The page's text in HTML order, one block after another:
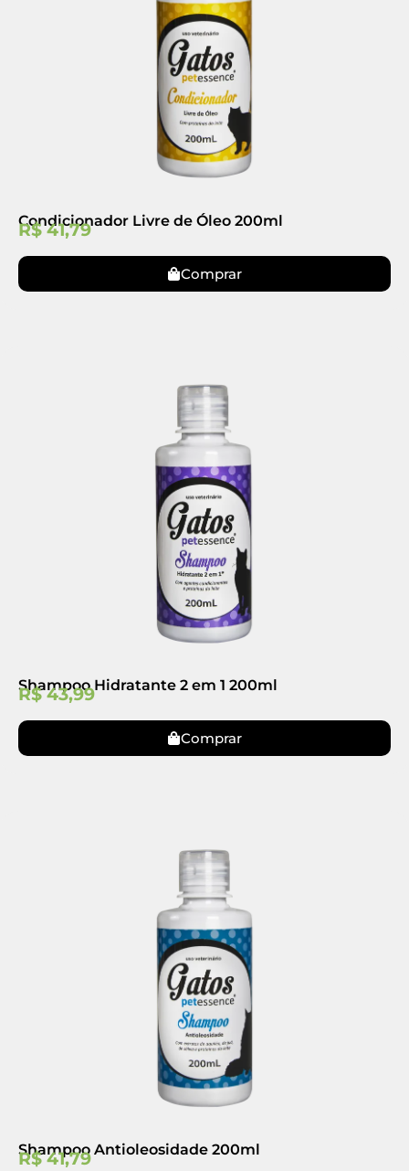
Condicionador Livre de Óleo 200ml
R$41,79
Comprar
Shampoo Hidratante 2 em 1 200ml
R$43,99
Comprar
Shampoo Antioleosidade 200ml
R$41,79